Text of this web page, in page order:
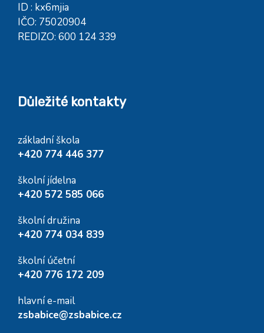
ID : kx6mjia
IČO: 75020904
REDIZO: 600 124 339
Důležité kontakty
základní škola
+420 774 446 377
školní jídelna
+420 572 585 066
školní družina
+420 774 034 839
školní účetní
+420 776 172 209
hlavní e-mail
zsbabice@zsbabice.cz